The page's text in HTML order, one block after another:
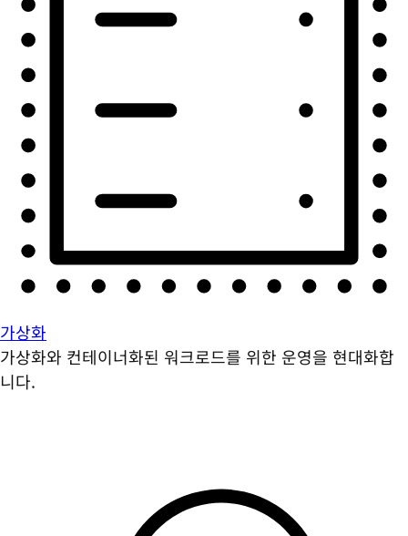
가상화
가상화와 컨테이너화된 워크로드를 위한 운영을 현대화합
니다.